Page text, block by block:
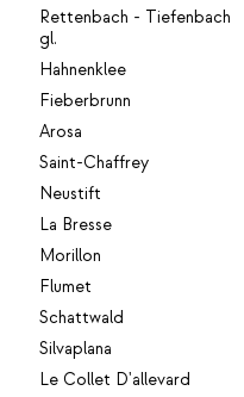
Rettenbach - Tiefenbach
gl.
Hahnenklee
Fieberbrunn
Arosa
Saint-Chaffrey
Neustift
La Bresse
Morillon
Flumet
Schattwald
Silvaplana
Le Collet D'allevard